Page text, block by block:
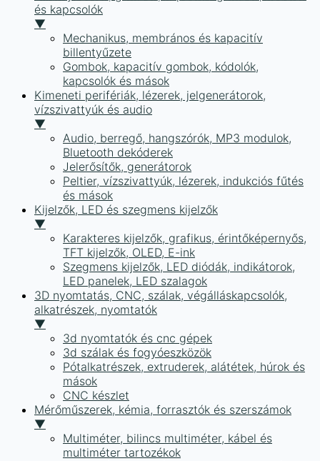
és kapcsolók
▼
Mechanikus, membrános és kapacitív
billentyűzete
Gombok, kapacitív gombok, kódolók,
kapcsolók és mások
Kimeneti perifériák, lézerek, jelgenerátorok,
vízszivattyúk és audio
▼
Audio, berregő, hangszórók, MP3 modulok,
Bluetooth dekóderek
Jelerősítők, generátorok
Peltier, vízszivattyúk, lézerek, indukciós fűtés
és mások
Kijelzők, LED és szegmens kijelzők
▼
Karakteres kijelzők, grafikus, érintőképernyős,
TFT kijelzők, OLED, E-ink
Szegmens kijelzők, LED diódák, indikátorok,
LED panelek, LED szalagok
3D nyomtatás, CNC, szálak, végálláskapcsolók,
alkatrészek, nyomtatók
▼
3d nyomtatók és cnc gépek
3d szálak és fogyóeszközök
Pótalkatrészek, extruderek, alátétek, húrok és
mások
CNC készlet
Mérőműszerek, kémia, forrasztók és szerszámok
▼
Multiméter, bilincs multiméter, kábel és
multiméter tartozékok